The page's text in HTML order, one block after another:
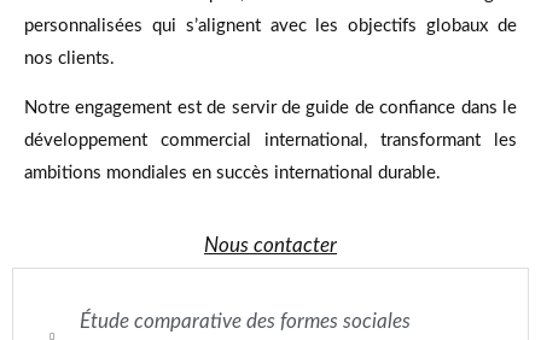
personnalisées qui s’alignent avec les objectifs globaux de
nos clients.
Notre engagement est de servir de guide de confiance dans le
développement commercial international, transformant les
ambitions mondiales en succès international durable.
Nous contacter
Étude comparative des formes sociales